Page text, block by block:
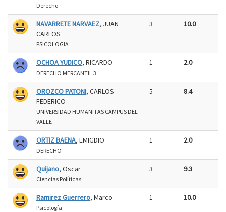
Derecho
NAVARRETE NARVAEZ, JUAN
CARLOS
PSICOLOGIA
3 10.0
OCHOA YUDICO, RICARDO
DERECHO MERCANTIL 3
1 2.0
OROZCO PATONI, CARLOS
FEDERICO
UNIVERSIDAD HUMANITAS CAMPUS DEL
VALLE
5 8.4
ORTIZ BAENA, EMIGDIO
DERECHO
1 2.0
Quijano, Oscar
Ciencias Políticas
3 9.3
Ramirez Guerrero, Marco
Psicología
1 10.0